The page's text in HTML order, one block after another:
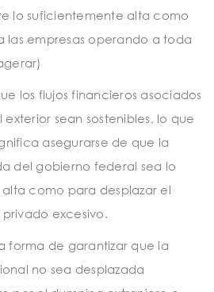
lo suficientemente alta como
las empresas operando a toda
los flujos financieros asociados
sean sostenibles, lo que
asegurarse de que la
del gobierno federal sea lo
como para desplazar el
excesivo.
forma de garantizar que la
no sea desplazada